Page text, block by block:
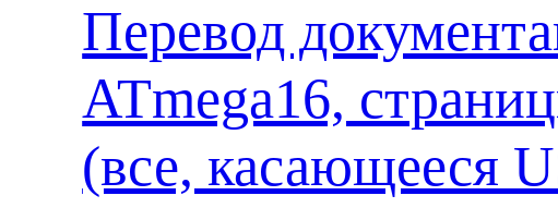
Перевод
ATmega16,
(все, касающееся